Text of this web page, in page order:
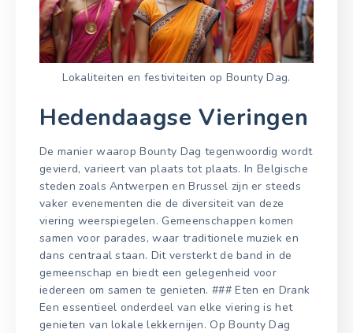
Lokaliteiten en festiviteiten op Bounty Dag.
Hedendaagse Vieringen
De manier waarop Bounty Dag tegenwoordig wordt
gevierd, varieert van plaats tot plaats. In Belgische
steden zoals Antwerpen en Brussel zijn er steeds
vaker evenementen die de diversiteit van deze
viering weerspiegelen. Gemeenschappen komen
samen voor parades, waar traditionele muziek en
dans centraal staan. Dit versterkt de band in de
gemeenschap en biedt een gelegenheid voor
iedereen om samen te genieten. ### Eten en Drank
Een essentieel onderdeel van elke viering is het
genieten van lokale lekkernijen. Op Bounty Dag